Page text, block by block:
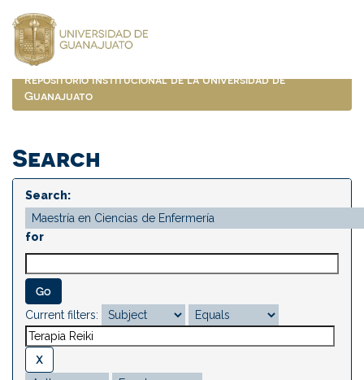
navigation
Repositorio Institucional de la Universidad de
Guanajuato
Search
Search:
for
Current filters: